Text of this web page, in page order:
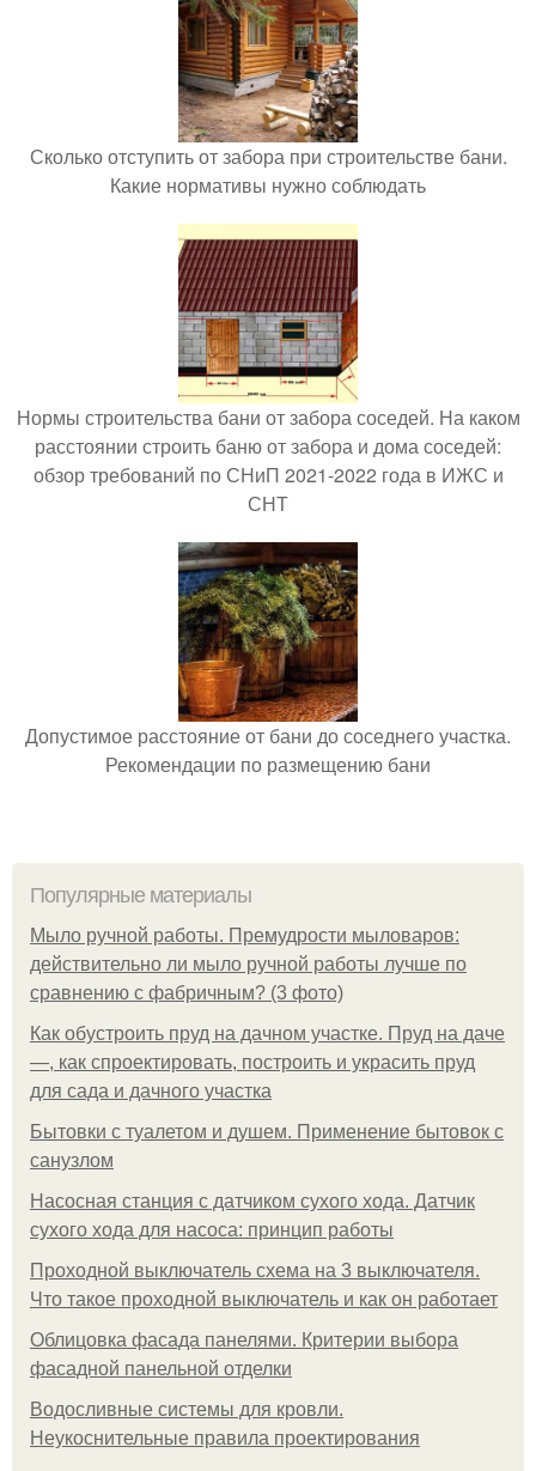
Сколько отступить от забора при строительстве бани.
Какие нормативы нужно соблюдать
Нормы строительства бани от забора соседей. На каком
расстоянии строить баню от забора и дома соседей:
обзор требований по СНиП 2021-2022 года в ИЖС и
СНТ
Допустимое расстояние от бани до соседнего участка.
Рекомендации по размещению бани
Популярные материалы
Мыло ручной работы. Премудрости мыловаров:
действительно ли мыло ручной работы лучше по
сравнению с фабричным? (3 фото)
Как обустроить пруд на дачном участке. Пруд на даче
—, как спроектировать, построить и украсить пруд
для сада и дачного участка
Бытовки с туалетом и душем. Применение бытовок с
санузлом
Насосная станция с датчиком сухого хода. Датчик
сухого хода для насоса: принцип работы
Проходной выключатель схема на 3 выключателя.
Что такое проходной выключатель и как он работает
Облицовка фасада панелями. Критерии выбора
фасадной панельной отделки
Водосливные системы для кровли.
Неукоснительные правила проектирования